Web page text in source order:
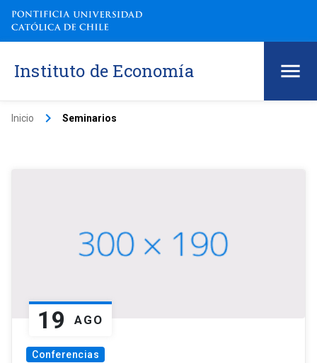
Instituto de Economía
Inicio keyboard_arrow_right Seminarios
19 AGO
Conferencias